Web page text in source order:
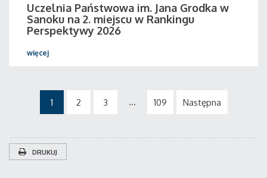
Uczelnia Państwowa im. Jana Grodka w
Sanoku na 2. miejscu w Rankingu
Perspektywy 2026
więcej
1 2 3 ... 109 Następna
DRUKUJ